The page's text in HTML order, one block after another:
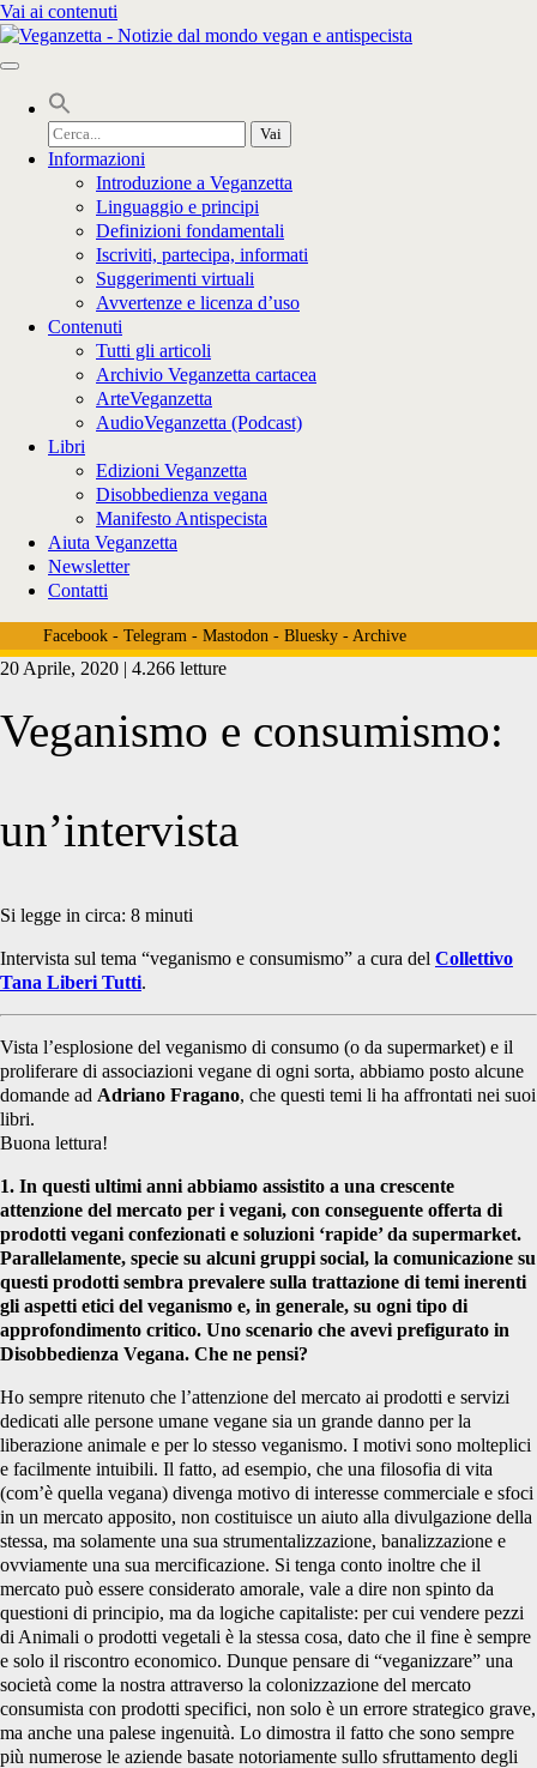
Vai ai contenuti
Cerca
per:
Informazioni
Introduzione a Veganzetta
Linguaggio e principi
Definizioni fondamentali
Iscriviti, partecipa, informati
Suggerimenti virtuali
Avvertenze e licenza d’uso
Contenuti
Tutti gli articoli
Archivio Veganzetta cartacea
ArteVeganzetta
AudioVeganzetta (Podcast)
Libri
Edizioni Veganzetta
Disobbedienza vegana
Manifesto Antispecista
Aiuta Veganzetta
Newsletter
Contatti
Facebook- Telegram- Mastodon- Bluesky- Archive
20 Aprile, 2020 | 4.266 letture
Veganismo e consumismo:
un’intervista
Si legge in circa: 8 minuti
Intervista sul tema “veganismo e consumismo” a cura del Collettivo
Tana Liberi Tutti.
Vista l’esplosione del veganismo di consumo (o da supermarket) e il
proliferare di associazioni vegane di ogni sorta, abbiamo posto alcune
domande ad Adriano Fragano, che questi temi li ha affrontati nei suoi
libri.
Buona lettura!
1. In questi ultimi anni abbiamo assistito a una crescente
attenzione del mercato per i vegani, con conseguente offerta di
prodotti vegani confezionati e soluzioni ‘rapide’ da supermarket.
Parallelamente, specie su alcuni gruppi social, la comunicazione su
questi prodotti sembra prevalere sulla trattazione di temi inerenti
gli aspetti etici del veganismo e, in generale, su ogni tipo di
approfondimento critico. Uno scenario che avevi prefigurato in
Disobbedienza Vegana. Che ne pensi?
Ho sempre ritenuto che l’attenzione del mercato ai prodotti e servizi
dedicati alle persone umane vegane sia un grande danno per la
liberazione animale e per lo stesso veganismo. I motivi sono molteplici
e facilmente intuibili. Il fatto, ad esempio, che una filosofia di vita
(com’è quella vegana) divenga motivo di interesse commerciale e sfoci
in un mercato apposito, non costituisce un aiuto alla divulgazione della
stessa, ma solamente una sua strumentalizzazione, banalizzazione e
ovviamente una sua mercificazione. Si tenga conto inoltre che il
mercato può essere considerato amorale, vale a dire non spinto da
questioni di principio, ma da logiche capitaliste: per cui vendere pezzi
di Animali o prodotti vegetali è la stessa cosa, dato che il fine è sempre
e solo il riscontro economico. Dunque pensare di “veganizzare” una
società come la nostra attraverso la colonizzazione del mercato
consumista con prodotti specifici, non solo è un errore strategico grave,
ma anche una palese ingenuità. Lo dimostra il fatto che sono sempre
più numerose le aziende basate notoriamente sullo sfruttamento degli